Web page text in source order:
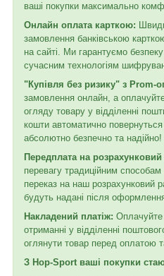
ваші покупки максимально
Онлайн оплата карткою:
замовлення банківською
на сайті. Ми гарантуємо
сучасним технологіям
"Купівля без ризику" з Prom-
замовлення онлайн, а
огляду товару у відділенні
кошти автоматично
абсолютно безпечно та надійно!
Передплата на розрахунковий
перевагу традиційним
переказ на наш розрахунковий
будуть надані після
Накладений платіж: Оплачуйте
отриманні у відділенні
оглянути товар перед оплатою
З Hop-Sport ваші покупки